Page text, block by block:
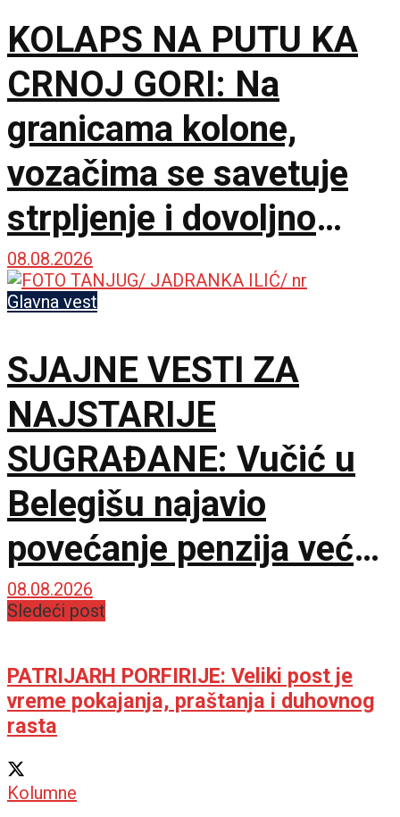
Bogdana!
KOLAPS NA PUTU KA
CRNOJ GORI: Na
granicama kolone,
vozačima se savetuje
strpljenje i dovoljno
vode
08.08.2026
Glavna vest
SJAJNE VESTI ZA
NAJSTARIJE
SUGRAĐANE: Vučić u
Belegišu najavio
povećanje penzija već
ove godine – Pratiće
08.08.2026
Sledeći post
PATRIJARH PORFIRIJE: Veliki post je
vreme pokajanja, praštanja i duhovnog
rasta
Kolumne